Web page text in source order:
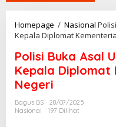
Homepage / Nasional
Kepala Diplomat
Polisi Buka Asal
Kepala Diplomat
Negeri
Bagus BS
28/07/2025
Nasional
197 Dilihat